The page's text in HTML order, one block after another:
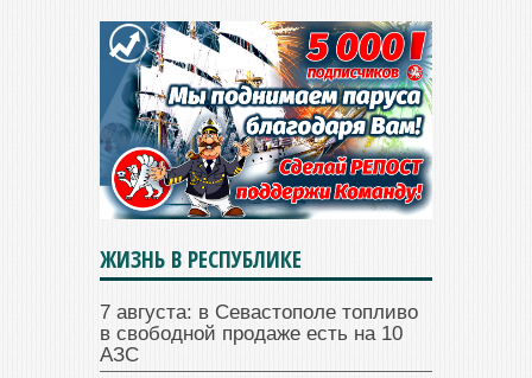
ЖИЗНЬ В РЕСПУБЛИКЕ
7 августа: в Севастополе топливо
в свободной продаже есть на 10
АЗС